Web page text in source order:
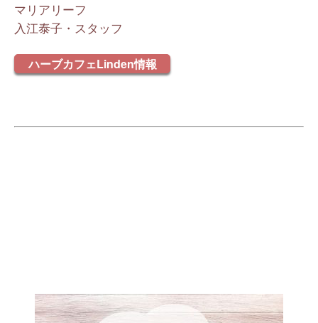
マリアリーフ
入江泰子・スタッフ
ハーブカフェLinden情報